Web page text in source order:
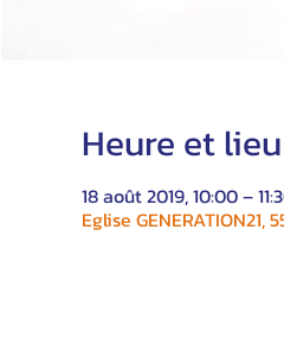
Heure et lieu
18 août 2019, 10:00 –
Eglise